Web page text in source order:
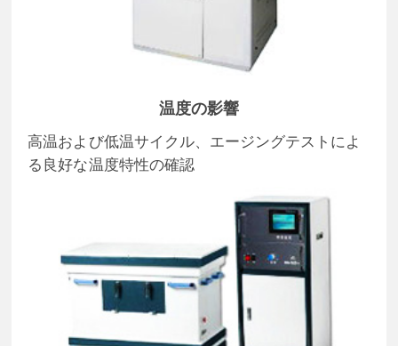
温度の影響
高温および低温サイクル、エージングテストによ
る良好な温度特性の確認